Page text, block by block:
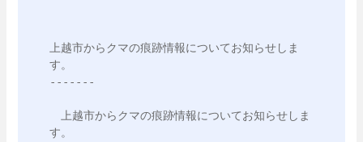
上越市からクマの痕跡情報についてお知らせしま
す。
-------
上越市からクマの痕跡情報についてお知らせしま
す。